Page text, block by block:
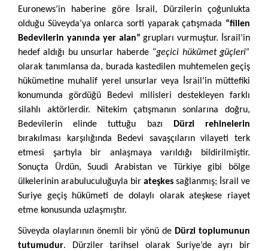
Euronews’in haberine göre İsrail, Dürzilerin çoğunlukta
olduğu Süveyda’ya onlarca sorti yaparak çatışmada “fiilen
Bedevilerin yanında yer alan” grupları vurmuştur. İsrail’in
hedef aldığı bu unsurlar haberde “geçici hükümet güçleri”
olarak tanımlansa da, burada kastedilen muhtemelen geçiş
hükümetine muhalif yerel unsurlar veya İsrail’in müttefiki
konumunda gördüğü Bedevi milisleri destekleyen farklı
silahlı aktörlerdir. Nitekim çatışmanın sonlarına doğru,
Bedevilerin elinde tuttuğu bazı
Dürzi rehinelerin
bırakılması karşılığında Bedevi savaşçıların vilayeti terk
etmesi şartıyla bir anlaşmaya varıldığı bildirilmiştir.
Sonuçta Ürdün, Suudi Arabistan ve Türkiye gibi bölge
ülkelerinin arabuluculuğuyla bir ateşkes sağlanmış; İsrail ve
Suriye geçiş hükümeti de dolaylı olarak ateşkese riayet
etme konusunda uzlaşmıştır.
Süveyda olaylarının önemli bir yönü de Dürzi toplumunun
tutumudur. Dürziler tarihsel olarak Suriye’de ayrı bir